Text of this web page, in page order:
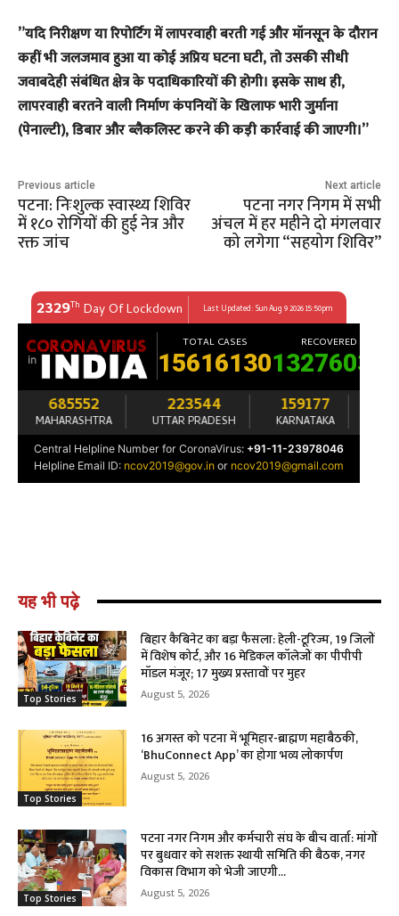
​”यदि निरीक्षण या रिपोर्टिंग में लापरवाही बरती गई और मॉनसून के दौरान
कहीं भी जलजमाव हुआ या कोई अप्रिय घटना घटी, तो उसकी सीधी
जवाबदेही संबंधित क्षेत्र के पदाधिकारियों की होगी। इसके साथ ही,
लापरवाही बरतने वाली निर्माण कंपनियों के खिलाफ भारी जुर्माना
(पेनाल्टी), डिबार और ब्लैकलिस्ट करने की कड़ी कार्रवाई की जाएगी।”
Previous article
पटना: निःशुल्क स्वास्थ्य शिविर
में १८० रोगियों की हुई नेत्र और
रक्त जांच
Next article
पटना नगर निगम में सभी
अंचल में हर महीने दो मंगलवार
को लगेगा “सहयोग शिविर”
यह भी पढ़े
Top Stories
बिहार कैबिनेट का बड़ा फैसला: हेली-टूरिज्म, 19 जिलों
में विशेष कोर्ट, और 16 मेडिकल कॉलेजों का पीपीपी
मॉडल मंजूर; 17 मुख्य प्रस्तावों पर मुहर
August 5, 2026
Top Stories
16 अगस्त को पटना में भूमिहार-ब्राह्मण महाबैठकी,
‘BhuConnect App’ का होगा भव्य लोकार्पण
August 5, 2026
Top Stories
पटना नगर निगम और कर्मचारी संघ के बीच वार्ता: मांगों
पर बुधवार को सशक्त स्थायी समिति की बैठक, नगर
विकास विभाग को भेजी जाएगी...
August 5, 2026